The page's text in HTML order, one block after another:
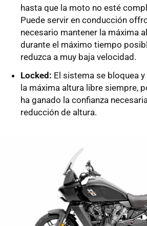
hasta que la moto no esté
Puede servir en conducción
necesario mantener la máxima
durante el máximo tiempo
reduzca a muy baja velocidad.
Locked: El sistema se bloquea
la máxima altura libre siempre,
ha ganado la confianza
reducción de altura.